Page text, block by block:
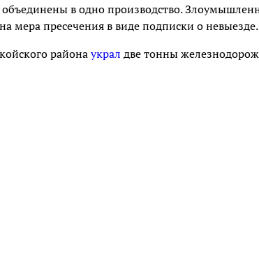
в одно производство.
мера пресечения в виде подписки о невыезде.
районаукрал две тонны